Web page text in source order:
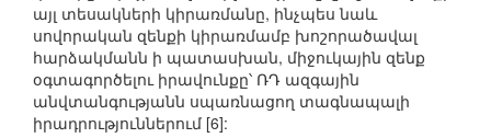
այլ տեսակների կիրառմանը, ինչպես նաև
սովորական զենքի կիրառմամբ խոշորածավալ
հարձակմանն ի պատասխան, միջուկային զենք
օգտագործելու իրավունքը՝ ՌԴ ազգային
անվտանգությանն սպառնացող տագնապալի
իրադրություններում [6]: